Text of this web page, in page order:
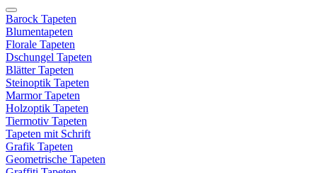
Barock Tapeten
Blumentapeten
Florale Tapeten
Dschungel Tapeten
Blätter Tapeten
Steinoptik Tapeten
Marmor Tapeten
Holzoptik Tapeten
Tiermotiv Tapeten
Tapeten mit Schrift
Grafik Tapeten
Geometrische Tapeten